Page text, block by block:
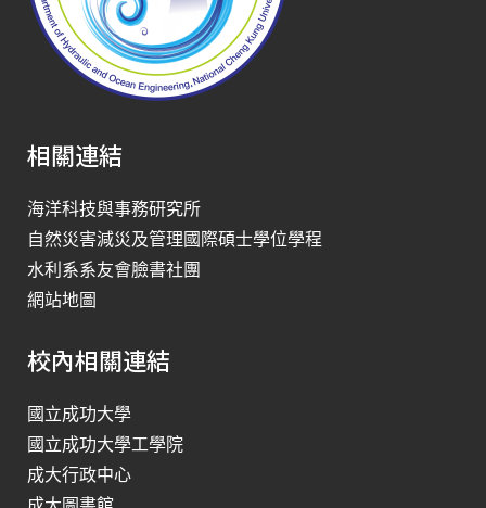
相關連結
海洋科技與事務研究所
自然災害減災及管理國際碩士學位學程
水利系系友會臉書社團
網站地圖
校內相關連結
國立成功大學
國立成功大學工學院
成大行政中心